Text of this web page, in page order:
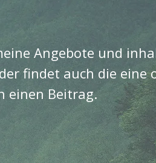
Angebote und
findet auch die eine
einen Beitrag.